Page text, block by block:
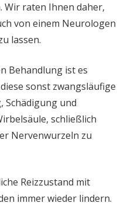
raten Ihnen daher,
von einem Neurologen
lassen.
Behandlung ist es
sonst zwangsläufige
Schädigung und
schließlich
Nervenwurzeln zu
Reizzustand mit
immer wieder lindern.